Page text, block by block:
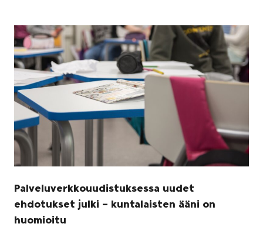
Palveluverkkouudistuksessa uudet
ehdotukset julki – kuntalaisten ääni on
huomioitu